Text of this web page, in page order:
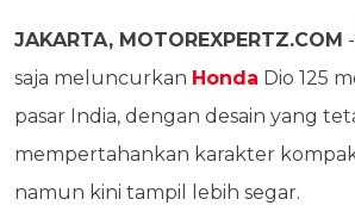
JAKARTA, MOTOREXPERTZ.COM
saja meluncurkan Honda Dio 125
pasar India, dengan desain yang
mempertahankan karakter
namun kini tampil lebih segar.